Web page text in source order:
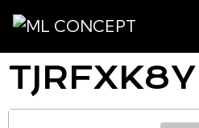
TJRFXK8Y